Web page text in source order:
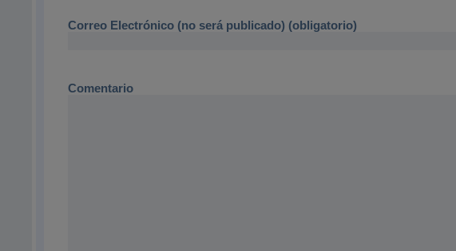
Correo Electrónico (no será publicado) (obligatorio)
Comentario